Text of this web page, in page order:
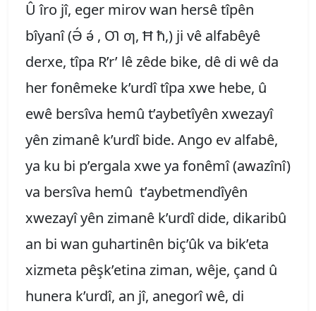
Û îro jî, eger mirov wan hersê tîpên
bîyanî (Ә́ ә́ , Ƣ ƣ, Ħ ħ,) ji vê alfabêyê
derxe, tîpa R’r’ lê zêde bike, dê di wê da
her fonêmeke k’urdî tîpa xwe hebe, û
ewê bersîva hemû t’aybetîyên xwezayî
yên zimanê k’urdî bide. Ango ev alfabê,
ya ku bi p’ergala xwe ya fonêmî (awazînî)
va bersîva hemû t’aybetmendîyên
xwezayî yên zimanê k’urdî dide, dikaribû
an bi wan guhartinên biç’ûk va bik’eta
xizmeta pêşk’etina ziman, wêje, çand û
hunera k’urdî, an jî, anegorî wê, di